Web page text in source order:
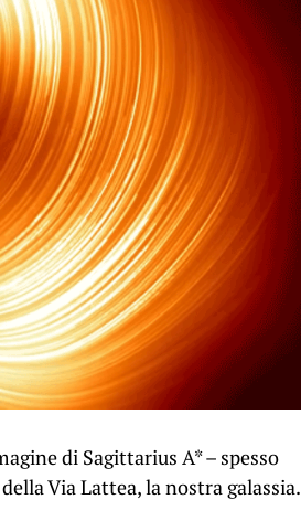
di Sagittarius A* – spesso
Via Lattea, la nostra galassia.